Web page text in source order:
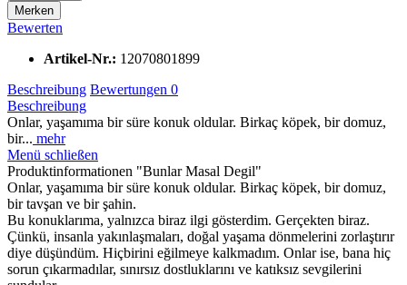
Merken
Bewerten
Artikel-Nr.: 12070801899
Beschreibung Bewertungen 0
Beschreibung
Onlar, yaşamıma bir süre konuk oldular. Birkaç köpek, bir domuz,
bir... mehr
Menü schließen
Produktinformationen "Bunlar Masal Degil"
Onlar, yaşamıma bir süre konuk oldular. Birkaç köpek, bir domuz,
bir tavşan ve bir şahin.
Bu konuklarıma, yalnızca biraz ilgi gösterdim. Gerçekten biraz.
Çünkü, insanla yakınlaşmaları, doğal yaşama dönmelerini zorlaştırır
diye düşündüm. Hiçbirini eğilmeye kalkmadım. Onlar ise, bana hiç
sorun çıkarmadılar, sınırsız dostluklarını ve katıksız sevgilerini